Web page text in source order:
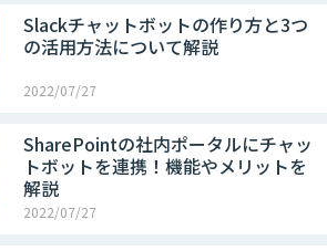
Slackチャットボットの作り方と3つ
の活用方法について解説
2022/07/27
SharePointの社内ポータルにチャッ
トボットを連携！機能やメリットを
解説
2022/07/27